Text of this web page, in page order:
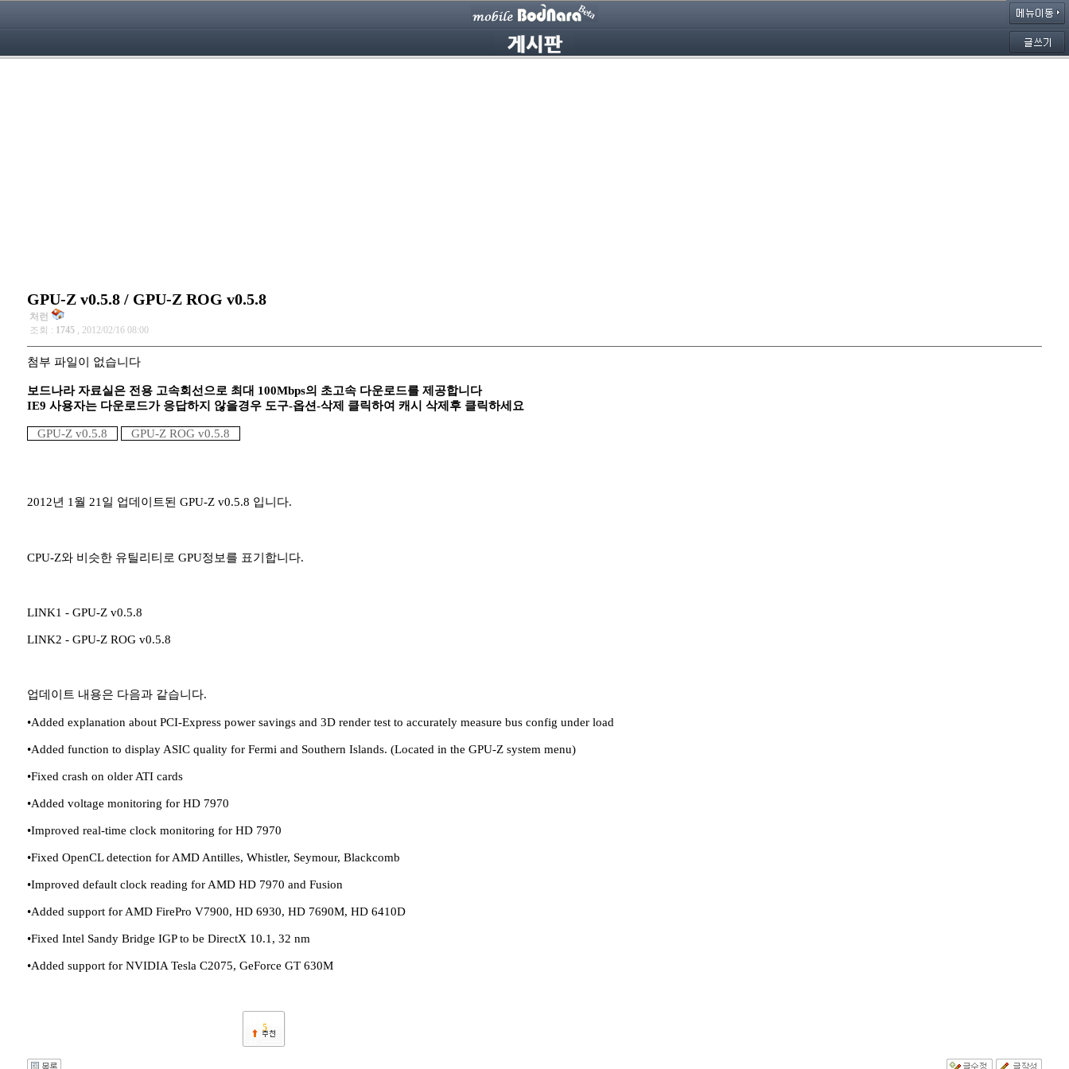
GPU-Z v0.5.8 / GPU-Z ROG v0.5.8
처런
조회 : 1745 , 2012/02/16 08:00
첨부 파일이 없습니다
보드나라 자료실은 전용 고속회선으로 최대 100Mbps의 초고속 다운로드를 제공합니다
IE9 사용자는 다운로드가 응답하지 않을경우 도구-옵션-삭제 클릭하여 캐시 삭제후 클릭하세요
GPU-Z v0.5.8 GPU-Z ROG v0.5.8
2012년 1월 21일 업데이트된 GPU-Z v0.5.8 입니다.
CPU-Z와 비슷한 유틸리티로 GPU정보를 표기합니다.
LINK1 - GPU-Z v0.5.8
LINK2 - GPU-Z ROG v0.5.8
업데이트 내용은 다음과 같습니다.
•Added explanation about PCI-Express power savings and 3D render test to accurately measure bus config under load
•Added function to display ASIC quality for Fermi and Southern Islands. (Located in the GPU-Z system menu)
•Fixed crash on older ATI cards
•Added voltage monitoring for HD 7970
•Improved real-time clock monitoring for HD 7970
•Fixed OpenCL detection for AMD Antilles, Whistler, Seymour, Blackcomb
•Improved default clock reading for AMD HD 7970 and Fusion
•Added support for AMD FirePro V7900, HD 6930, HD 7690M, HD 6410D
•Fixed Intel Sandy Bridge IGP to be DirectX 10.1, 32 nm
•Added support for NVIDIA Tesla C2075, GeForce GT 630M
5